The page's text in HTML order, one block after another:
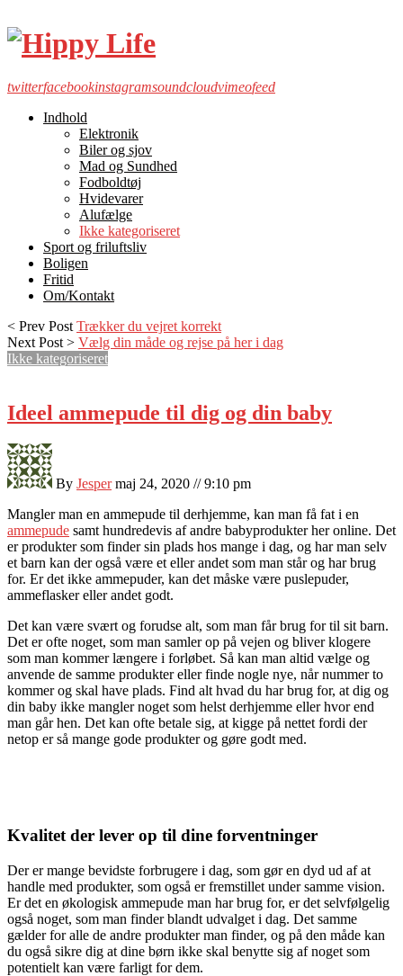
twitterfacebookinstagramsoundcloudvimeofeed
Indhold
Elektronik
Biler og sjov
Mad og Sundhed
Fodboldtøj
Hvidevarer
Alufælge
Ikke kategoriseret
Sport og friluftsliv
Boligen
Fritid
Om/Kontakt
< Prev Post Trækker du vejret korrekt
Next Post > Vælg din måde og rejse på her i dag
Ikke kategoriseret
Ideel ammepude til dig og din baby
By Jesper maj 24, 2020 // 9:10 pm
Mangler man en ammepude til derhjemme, kan man få fat i en
ammepude samt hundredevis af andre babyprodukter her online. Det
er produkter som finder sin plads hos mange i dag, og har man selv
et barn kan der også være et eller andet som man står og har brug
for. Er det ikke ammepuder, kan det måske være puslepuder,
ammeflasker eller andet godt.
Det kan være svært og forudse alt, som man får brug for til sit barn.
Det er ofte noget, som man samler op på vejen og bliver klogere
som man kommer længere i forløbet. Så kan man altid vælge og
anvende de samme produkter eller finde nogle nye, når nummer to
kommer og skal have plads. Find alt hvad du har brug for, at dig og
din baby ikke mangler noget som helst derhjemme eller hvor end
man går hen. Det kan ofte betale sig, at kigge på nettet fordi der
netop er så mange gode produkter og gøre godt med.
Kvalitet der lever op til dine forventninger
Der er mange bevidste forbrugere i dag, som gør en dyd ud af at
handle med produkter, som også er fremstillet under samme vision.
Er det en økologisk ammepude man har brug for, er det selvfølgelig
også noget, som man finder blandt udvalget i dag. Det samme
gælder for alle de andre produkter man finder, og på den måde kan
du også sikre dig at dine børn ikke skal benytte sig af noget som
potentielt kan være farligt for dem.